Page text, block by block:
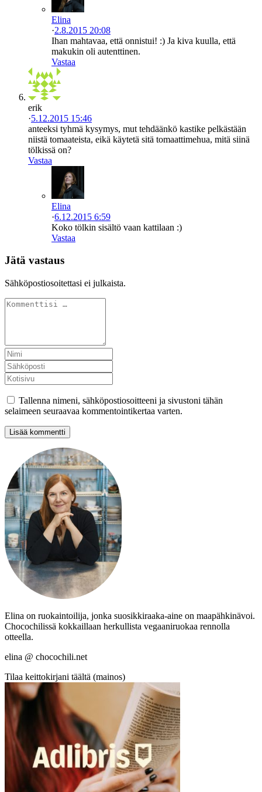
Elina
·2.8.2015 20:08
Ihan mahtavaa, että onnistui! :) Ja kiva kuulla, että
makukin oli autenttinen.
Vastaa
erik
·5.12.2015 15:46
anteeksi tyhmä kysymys, mut tehdäänkö kastike pelkästään
niistä tomaateista, eikä käytetä sitä tomaattimehua, mitä siinä
tölkissä on?
Vastaa
Elina
·6.12.2015 6:59
Koko tölkin sisältö vaan kattilaan :)
Vastaa
Jätä vastaus
Sähköpostiosoitettasi ei julkaista.
Tallenna nimeni, sähköpostiosoitteeni ja sivustoni tähän
selaimeen seuraavaa kommentointikertaa varten.
Elina on ruokaintoilija, jonka suosikkiraaka-aine on maapähkinävoi.
Chocochilissä kokkaillaan herkullista vegaaniruokaa rennolla
otteella.
elina @ chocochili.net
Tilaa keittokirjani täältä (mainos)